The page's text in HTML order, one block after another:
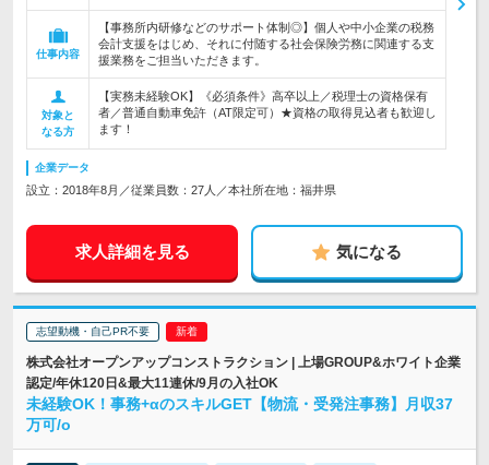
仕事内容
【事務所内研修などのサポート体制◎】個人や中小企業の税務
会計支援をはじめ、それに付随する社会保険労務に関連する支
援業務をご担当いただきます。
対象と
なる方
【実務未経験OK】《必須条件》高卒以上／税理士の資格保有
者／普通自動車免許（AT限定可）★資格の取得見込者も歓迎し
ます！
企業データ
設立：2018年8月／従業員数：27人／本社所在地：福井県
求人詳細を見る 気になる
志望動機・自己PR不要
株式会社オープンアップコンストラクション | 上場GROUP&ホワイト企業
認定/年休120日&最大11連休/9月の入社OK
未経験OK！事務+αのスキルGET【物流・受発注事務】月収37
万可/o